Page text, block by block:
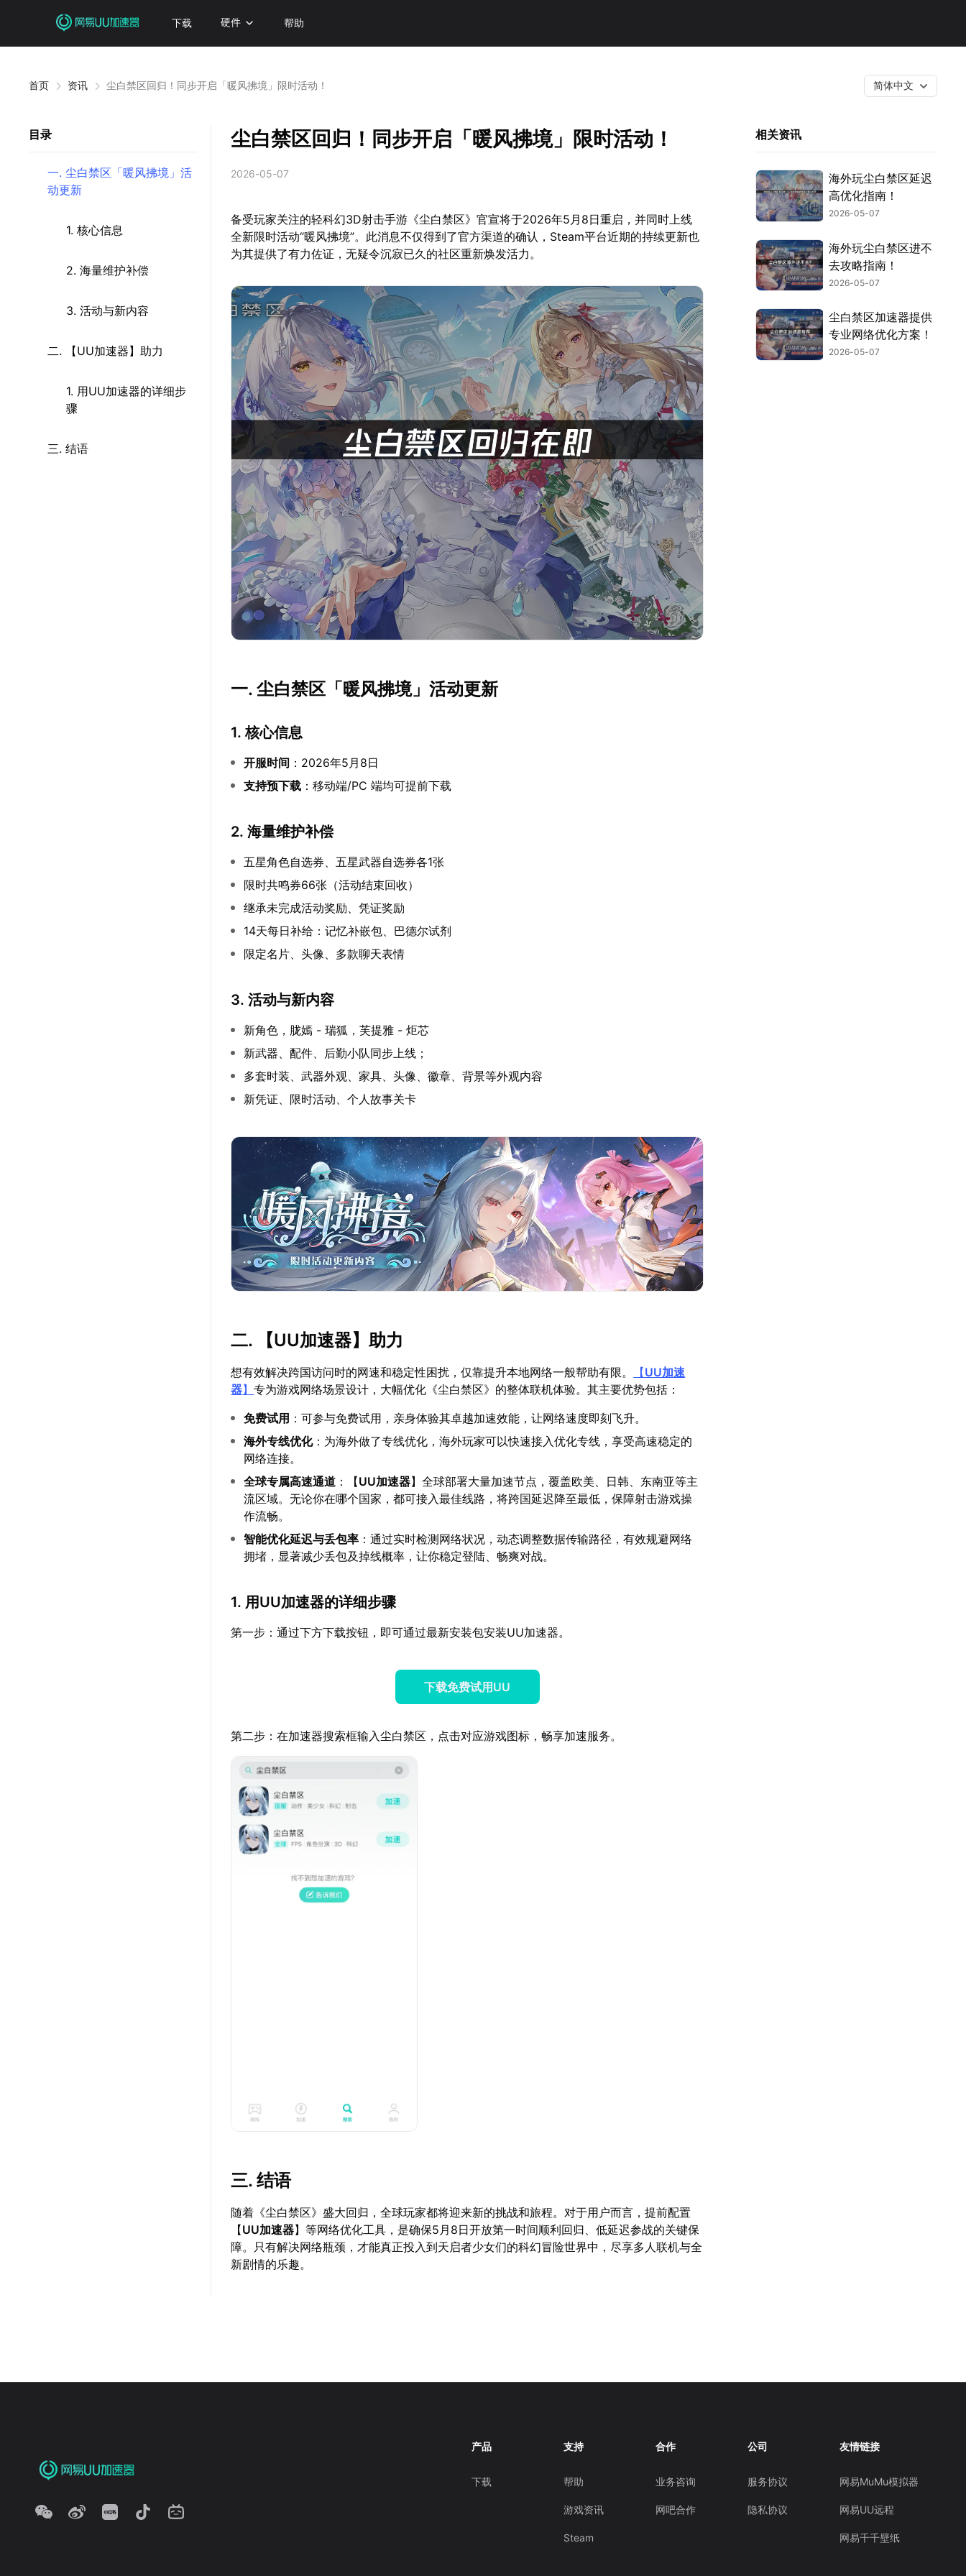
下载 硬件 帮助
首页 资讯 尘白禁区回归！同步开启「暖风拂境」限时活动！ 简体中文
目录
一. 尘白禁区「暖风拂境」活
动更新
1. 核心信息
2. 海量维护补偿
3. 活动与新内容
二. 【UU加速器】助力
1. 用UU加速器的详细步
骤
三. 结语
尘白禁区回归！同步开启「暖风拂境」限时活动！
2026-05-07
备受玩家关注的轻科幻3D射击手游《尘白禁区》官宣将于2026年5月8日重启，并同时上线
全新限时活动“暖风拂境”。此消息不仅得到了官方渠道的确认，Steam平台近期的持续更新也
为其提供了有力佐证，无疑令沉寂已久的社区重新焕发活力。
一. 尘白禁区「暖风拂境」活动更新
1. 核心信息
开服时间 ：2026年5月8日
支持预下载 ：移动端/PC 端均可提前下载
2. 海量维护补偿
五星角色自选券、五星武器自选券各1张
限时共鸣券66张（活动结束回收）
继承未完成活动奖励、凭证奖励
14天每日补给：记忆补嵌包、巴德尔试剂
限定名片、头像、多款聊天表情
3. 活动与新内容
新角色，胧嫣 - 瑞狐，芙提雅 - 炬芯
新武器、配件、后勤小队同步上线；
多套时装、武器外观、家具、头像、徽章、背景等外观内容
新凭证、限时活动、个人故事关卡
二. 【UU加速器】助力
想有效解决跨国访问时的网速和稳定性困扰，仅靠提升本地网络一般帮助有限。 【UU加速
器】专为游戏网络场景设计，大幅优化《尘白禁区》的整体联机体验。其主要优势包括：
免费试用 ：可参与免费试用，亲身体验其卓越加速效能，让网络速度即刻飞升。
海外专线优化：为海外做了专线优化，海外玩家可以快速接入优化专线，享受高速稳定的
网络连接。
全球专属高速通道 ：【UU加速器】全球部署大量加速节点，覆盖欧美、日韩、东南亚等主
流区域。无论你在哪个国家，都可接入最佳线路，将跨国延迟降至最低，保障射击游戏操
作流畅。
智能优化延迟与丢包率 ：通过实时检测网络状况，动态调整数据传输路径，有效规避网络
拥堵，显著减少丢包及掉线概率，让你稳定登陆、畅爽对战。
1. 用UU加速器的详细步骤
第一步：通过下方下载按钮，即可通过最新安装包安装UU加速器。
下载免费试用UU
第二步：在加速器搜索框输入尘白禁区，点击对应游戏图标，畅享加速服务。
三. 结语
随着《尘白禁区》盛大回归，全球玩家都将迎来新的挑战和旅程。对于用户而言，提前配置
【UU加速器】等网络优化工具，是确保5月8日开放第一时间顺利回归、低延迟参战的关键保
障。只有解决网络瓶颈，才能真正投入到天启者少女们的科幻冒险世界中，尽享多人联机与全
新剧情的乐趣。
相关资讯
海外玩尘白禁区延迟
高优化指南！
2026-05-07
海外玩尘白禁区进不
去攻略指南！
2026-05-07
尘白禁区加速器提供
专业网络优化方案！
2026-05-07
产品
下载
支持
帮助
游戏资讯
Steam
合作
业务咨询
网吧合作
公司
服务协议
隐私协议
友情链接
网易MuMu模拟器
网易UU远程
网易千千壁纸